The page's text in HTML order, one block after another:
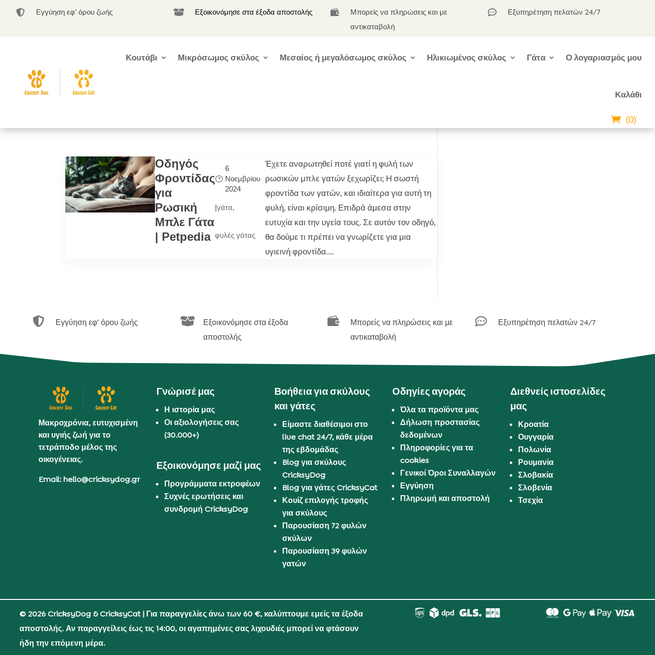
 Εγγύηση εφ’ όρου ζωής  Εξοικονόμησε στα έξοδα αποστολής 
Μπορείς να πληρώσεις και με
αντικαταβολή
 Εξυπηρέτηση πελατών 24/7
Κουτάβι Μικρόσωμος σκύλος Μεσαίος ή μεγαλόσωμος σκύλος Ηλικιωμένος σκύλος Γάτα Ο λογαριασμός μου
Καλάθι
(0)
Οδηγός
Φροντίδας
για
Ρωσική
Μπλε Γάτα
| Petpedia
6
Νοεμβρίου
2024
|γάτα,
φυλές γάτας
Έχετε αναρωτηθεί ποτέ γιατί η φυλή των
ρωσικών μπλε γατών ξεχωρίζει; Η σωστή
φροντίδα των γατών, και ιδιαίτερα για αυτή τη
φυλή, είναι κρίσιμη. Επιδρά άμεσα στην
ευτυχία και την υγεία τους. Σε αυτόν τον οδηγό,
θα δούμε τι πρέπει να γνωρίζετε για μια
υγιεινή φροντίδα....
 Εγγύηση εφ’ όρου ζωής 
Εξοικονόμησε στα έξοδα
αποστολής

Μπορείς να πληρώσεις και με
αντικαταβολή
 Εξυπηρέτηση πελατών 24/7
Μακροχρόνια, ευτυχισμένη
και υγιής ζωή για το
τετράποδο μέλος της
οικογένειας.
Email: hello@cricksydog.gr
Γνώρισέ μας
Η ιστορία μας
Οι αξιολογήσεις σας
(30.000+)
Εξοικονόμησε μαζί μας
Προγράμματα εκτροφέων
Συχνές ερωτήσεις και
συνδρομή CricksyDog
Βοήθεια για σκύλους
και γάτες
Είμαστε διαθέσιμοι στο
live chat 24/7, κάθε μέρα
της εβδομάδας
Blog για σκύλους
CricksyDog
Blog για γάτες CricksyCat
Κουίζ επιλογής τροφής
για σκύλους
Παρουσίαση 72 φυλών
σκύλων
Παρουσίαση 39 φυλών
γατών
Οδηγίες αγοράς
Όλα τα προϊόντα μας
Δήλωση προστασίας
δεδομένων
Πληροφορίες για τα
cookies
Γενικοί Όροι Συναλλαγών
Εγγύηση
Πληρωμή και αποστολή
Διεθνείς ιστοσελίδες
μας
Κροατία
Ουγγαρία
Πολωνία
Ρουμανία
Σλοβακία
Σλοβενία
Τσεχία
© 2026 CricksyDog & CricksyCat| Για παραγγελίες άνω των 60 €, καλύπτουμε εμείς τα έξοδα
αποστολής. Αν παραγγείλεις έως τις 14:00, οι αγαπημένες σας λιχουδιές μπορεί να φτάσουν
ήδη την επόμενη μέρα.